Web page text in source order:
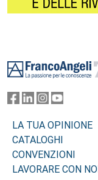
LA TUA OPINIONE
CATALOGHI
CONVENZIONI
LAVORARE CON NOI